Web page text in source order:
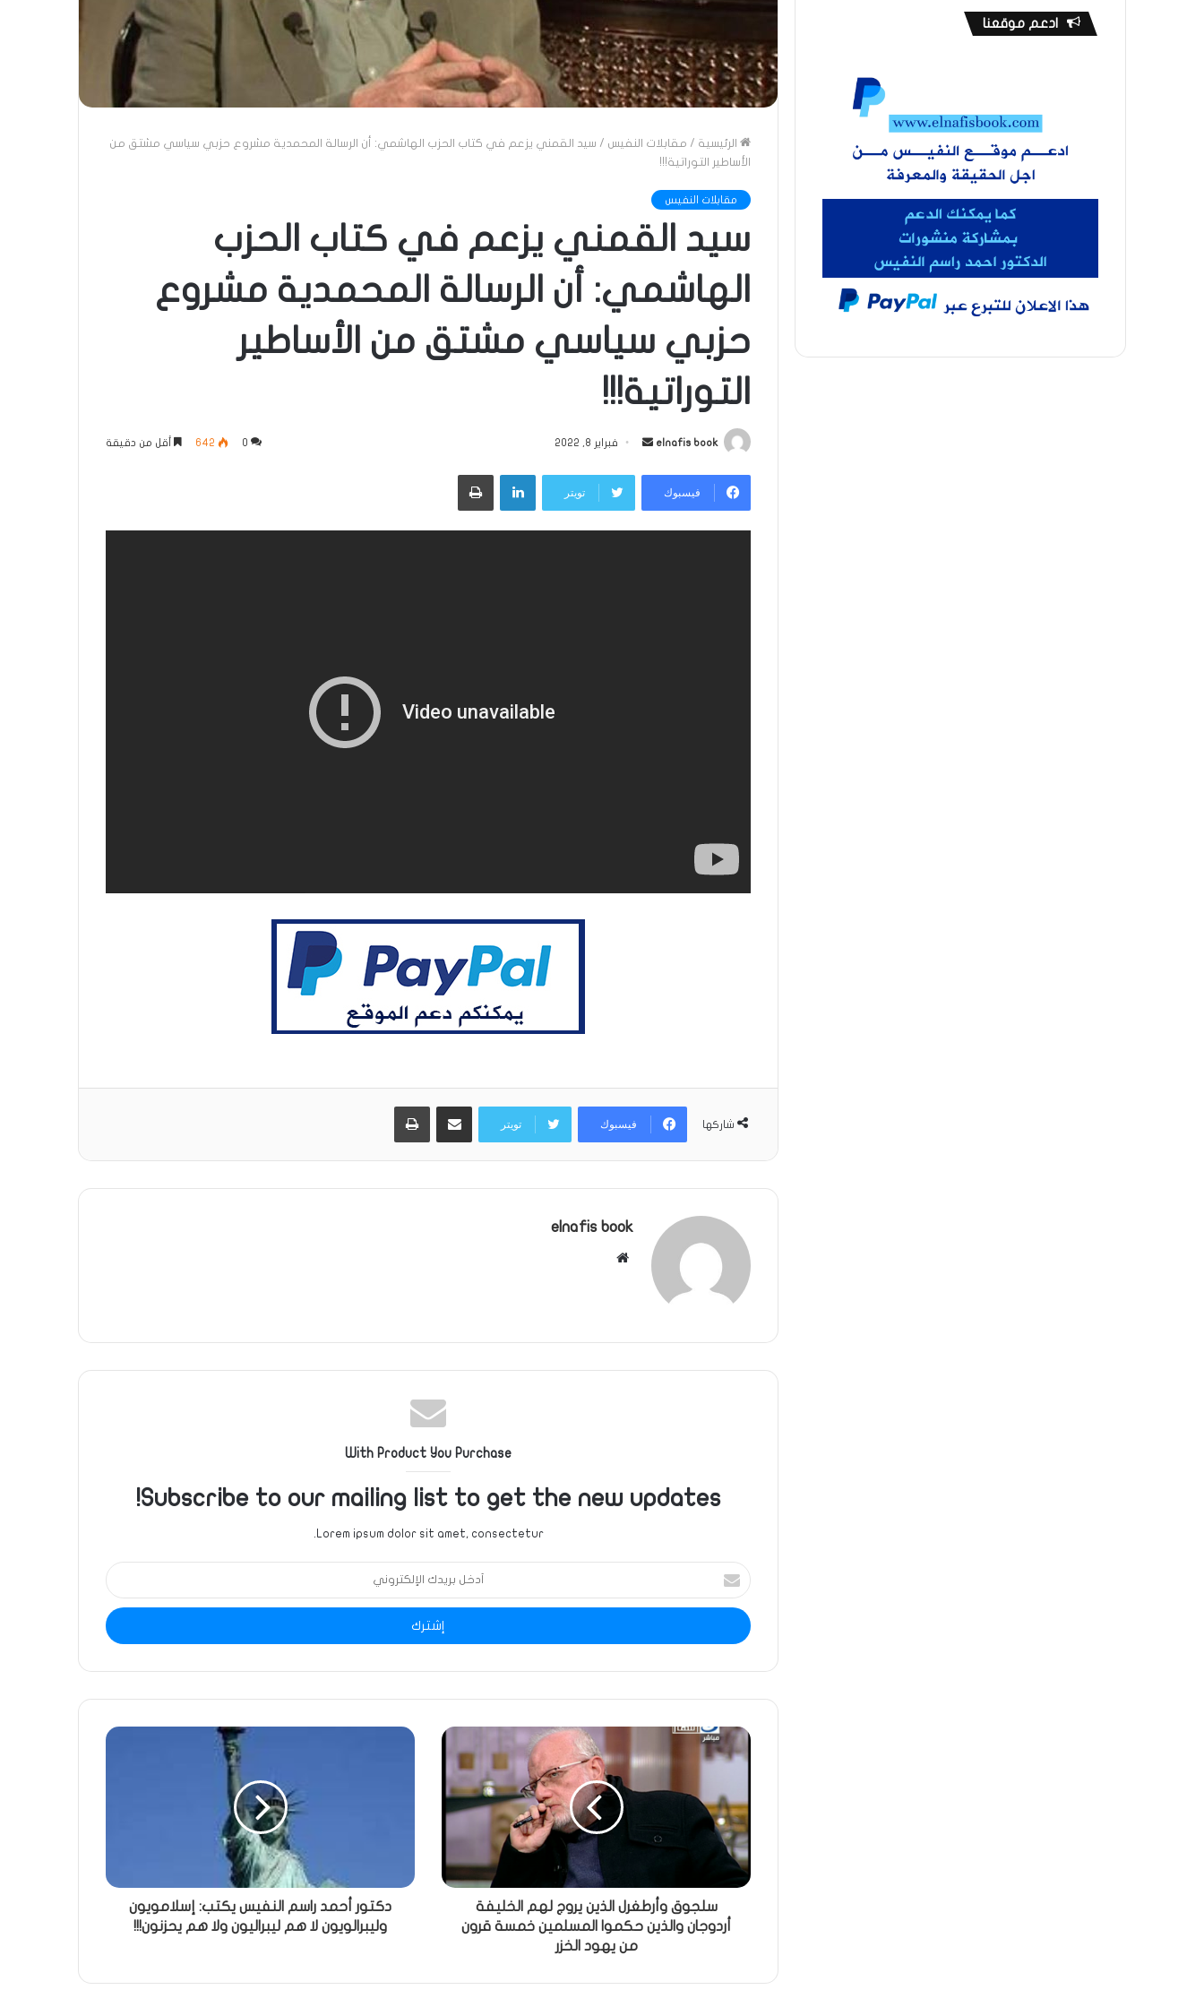
الرئيسية / مقابلات النفيس / سيد القمني يزعم في كتاب الحزب الهاشمي: أن الرسالة المحمدية مشروع حزبي سياسي مشتق من
الأساطير التوراتية!!!
مقابلات النفيس
سيد القمني يزعم في كتاب الحزب
الهاشمي: أن الرسالة المحمدية مشروع
حزبي سياسي مشتق من الأساطير
التوراتية!!!
elnafis book
أرسل
فبراير 8, 2022 0
642 أقل من دقيقة
فيسبوك تويتر
لينكدإن طباعة
شاركها فيسبوك تويتر
مشاركة عبر البريد طباعة
elnafis book
With Product You Purchase
Subscribe to our mailing list to get the new updates!
Lorem ipsum dolor sit amet, consectetur.
أدخل
بريدك
الإلكتروني
سلجوق وأرطغرل الذين يروج لهم الخليفة
أردوجان والذين حكموا المسلمين خمسة قرون
من يهود الخزر
دكتور أحمد راسم النفيس يكتب: إسلامويون
وليبرالويون لا هم ليبراليون ولا هم يحزنون!!!
ادعم موقعنا